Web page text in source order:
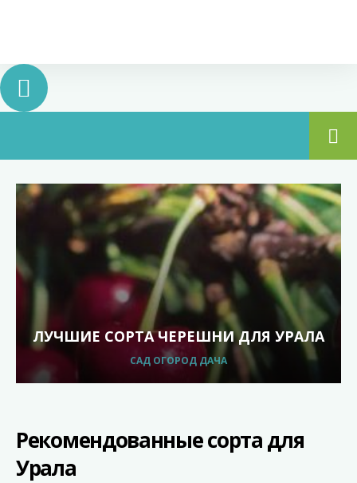
ЛУЧШИЕ СОРТА ЧЕРЕШНИ ДЛЯ УРАЛА
САД ОГОРОД ДАЧА
Рекомендованные сорта для
Урала